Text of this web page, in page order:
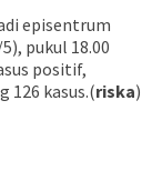
episentrum
pukul 18.00
positif,
126 kasus.(riska)